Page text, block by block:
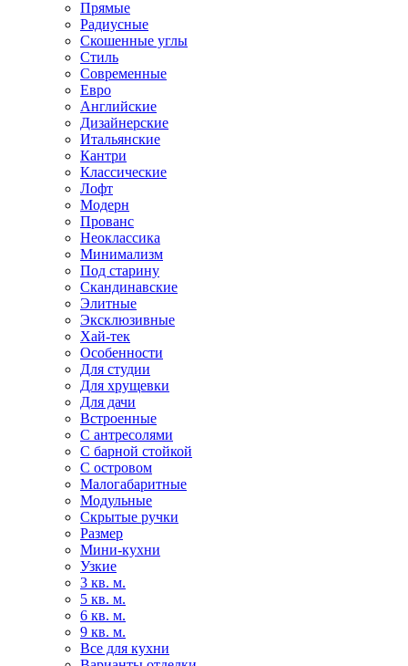
Прямые
Радиусные
Скошенные углы
Стиль
Современные
Евро
Английские
Дизайнерские
Итальянские
Кантри
Классические
Лофт
Модерн
Прованс
Неоклассика
Минимализм
Под старину
Скандинавские
Элитные
Эксклюзивные
Хай-тек
Особенности
Для студии
Для хрущевки
Для дачи
Встроенные
С антресолями
С барной стойкой
С островом
Малогабаритные
Модульные
Скрытые ручки
Размер
Мини-кухни
Узкие
3 кв. м.
5 кв. м.
6 кв. м.
9 кв. м.
Все для кухни